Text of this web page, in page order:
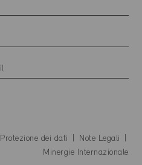
Protezione dei dati
Note Legali
Minergie Internazionale